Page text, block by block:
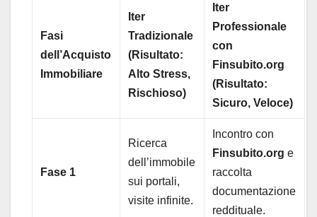
Fasi
dell’Acquisto
Immobiliare
Iter
Tradizionale
(Risultato:
Alto Stress,
Rischioso)
Iter
Professionale
con
Finsubito.org
(Risultato:
Sicuro, Veloce)
Fase 1
Ricerca
dell’immobile
sui portali,
visite infinite.
Incontro con
Finsubito.org e
raccolta
documentazione
reddituale.